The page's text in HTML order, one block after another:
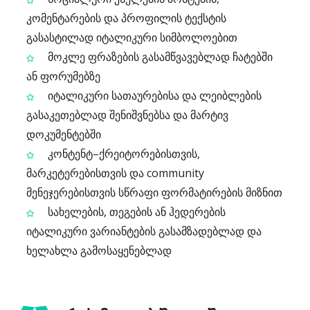
კომენტარების და პროფილის ტექსტის
გასასტილად იტალიკური სიმბოლოებით
მოკლე ფრაზების გასამწვავებლად ჩატებში
ან ფორუმებზე
იტალიკური სათაურებისა და ლეიბლების
გასაკეთებლად შენიშვნებსა და მარტივ
დოკუმენტებში
კონტენტ–ქრეიტორებისთვის,
მარკეტერებისთვის და community
მენეჯერებისთვის სწრაფი ფორმატირების მიზნით
სახელების, თეგების ან ჰედერების
იტალიკური ვარიანტების გასამზადებლად და
ხელახლა გამოსაყენებლად